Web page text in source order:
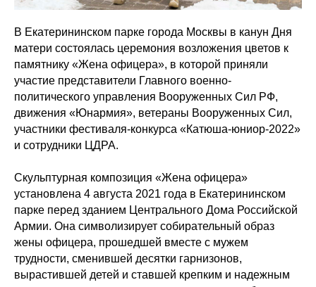
В Екатерининском парке города Москвы в канун Дня
матери состоялась церемония возложения цветов к
памятнику «Жена офицера», в которой приняли
участие представители Главного военно-
политического управления Вооруженных Сил РФ,
движения «Юнармия», ветераны Вооруженных Сил,
участники фестиваля-конкурса «Катюша-юниор-2022»
и сотрудники ЦДРА.
Скульптурная композиция «Жена офицера»
установлена 4 августа 2021 года в Екатерининском
парке перед зданием Центрального Дома Российской
Армии. Она символизирует собирательный образ
жены офицера, прошедшей вместе с мужем
трудности, сменившей десятки гарнизонов,
вырастившей детей и ставшей крепким и надежным